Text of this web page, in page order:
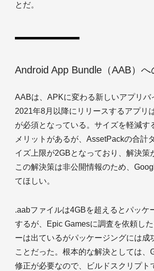
とだ。
Android App Bundle（AAB）へ
AABは、APKに変わる新しいアプリバ
2021年8月以降にリリースするアプリ
が必須となっている。サイズを軽減す
メリットがあるが、AssetPackの合計
イズ上限が2GBとなっており、解決策
この解決策は非公開情報のため、
てほしい。
.aabファイルは4GBを超えるとパッケ
するが、Epic Gamesに調査を依頼し
ーは出ているがパッケージングには成
ことだった。根本的な解決としては、
修正が必要なので、ビルドスクリプト